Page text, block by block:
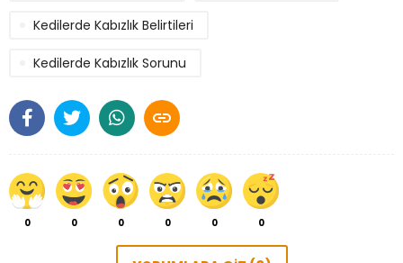

0 0 0 0 0 0
Kedilerde Kabızlık Belirtileri
Kedilerde Kabızlık Sorunu